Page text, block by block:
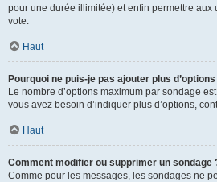
pour une durée illimitée) et enfin permettre aux
vote.
Haut
Pourquoi ne puis-je pas ajouter plus
Le nombre d’options maximum par sondage
vous avez besoin d’indiquer plus d’options,
Haut
Comment modifier ou supprimer un sondage
Comme pour les messages, les sondages ne